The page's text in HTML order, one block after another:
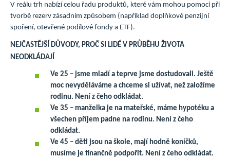
V reálu trh nabízí celou řadu produktů, které vám mohou pomoci při
tvorbě rezerv zásadním způsobem (například doplňkové penzijní
spoření, otevřené podílové fondy a ETF).
NEJČASTĚJŠÍ DŮVODY, PROČ SI LIDÉ V PRŮBĚHU ŽIVOTA
NEODKLÁDAJÍ
Ve 25 – jsme mladí a teprve jsme dostudovali. Ještě
moc nevyděláváme a chceme si užívat, než založíme
rodinu. Není z čeho odkládat.
Ve 35 – manželka je na mateřské, máme hypotéku a
všechen příjem padne na rodinu. Není z čeho
odkládat.
Ve 45 – děti jsou na škole, mají hodně koníčků,
musíme je finančně podpořit. Není z čeho odkládat.